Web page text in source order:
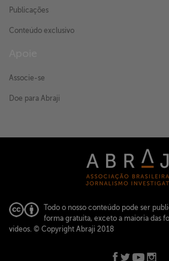
Publicações
Conteúdo exclusivo
Associe-se
Doe para Abraji
Todo o nosso conteúdo pode ser
forma gratuita, exceto a maioria das
vídeos. © Copyright Abraji 2018